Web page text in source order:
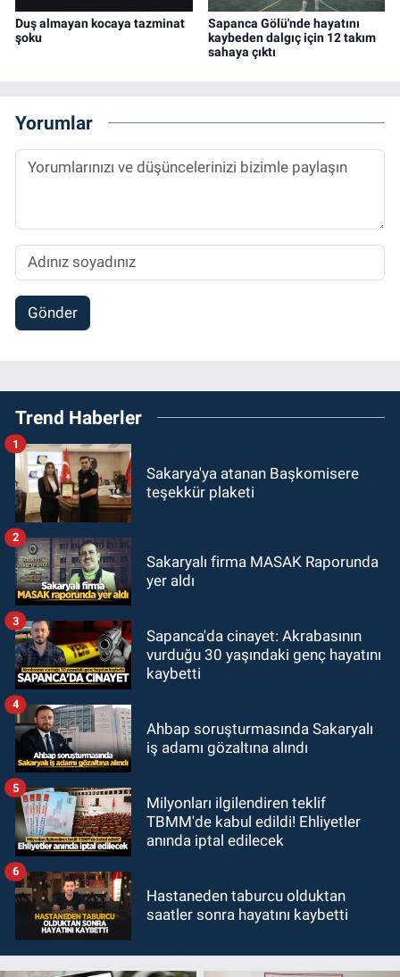
Duş almayan kocaya tazminat
şoku
Sapanca Gölü'nde hayatını
kaybeden dalgıç için 12 takım
sahaya çıktı
Yorumlar
Gönder
Trend Haberler
Sakarya'ya atanan Başkomisere
teşekkür plaketi
1
Sakaryalı firma MASAK Raporunda
yer aldı
2
Sapanca'da cinayet: Akrabasının
vurduğu 30 yaşındaki genç hayatını
kaybetti
3
Ahbap soruşturmasında Sakaryalı
iş adamı gözaltına alındı
4
Milyonları ilgilendiren teklif
TBMM'de kabul edildi! Ehliyetler
anında iptal edilecek
5
Hastaneden taburcu olduktan
saatler sonra hayatını kaybetti
6